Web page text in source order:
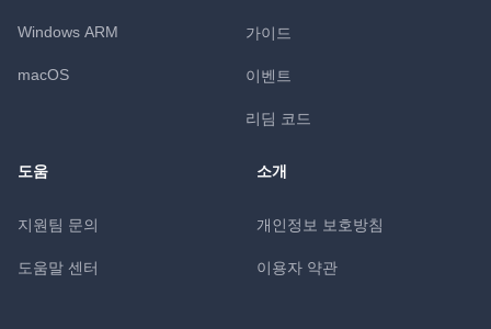
Windows ARM
macOS
가이드
이벤트
리딤 코드
도움
지원팀 문의
도움말 센터
소개
개인정보 보호방침
이용자 약관